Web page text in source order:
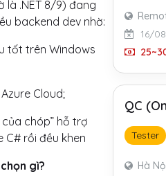
là .NET 8/9) đang
backend dev nhờ:
tốt trên Windows
Cloud;
của chóp” hỗ trợ
C# rồi đều khen
gì?
16/
QC
Tester
Hà